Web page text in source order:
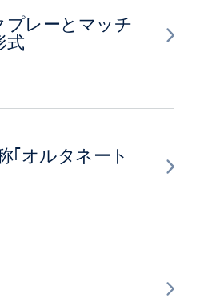
プレーとマッチ
式
｢オルタネート